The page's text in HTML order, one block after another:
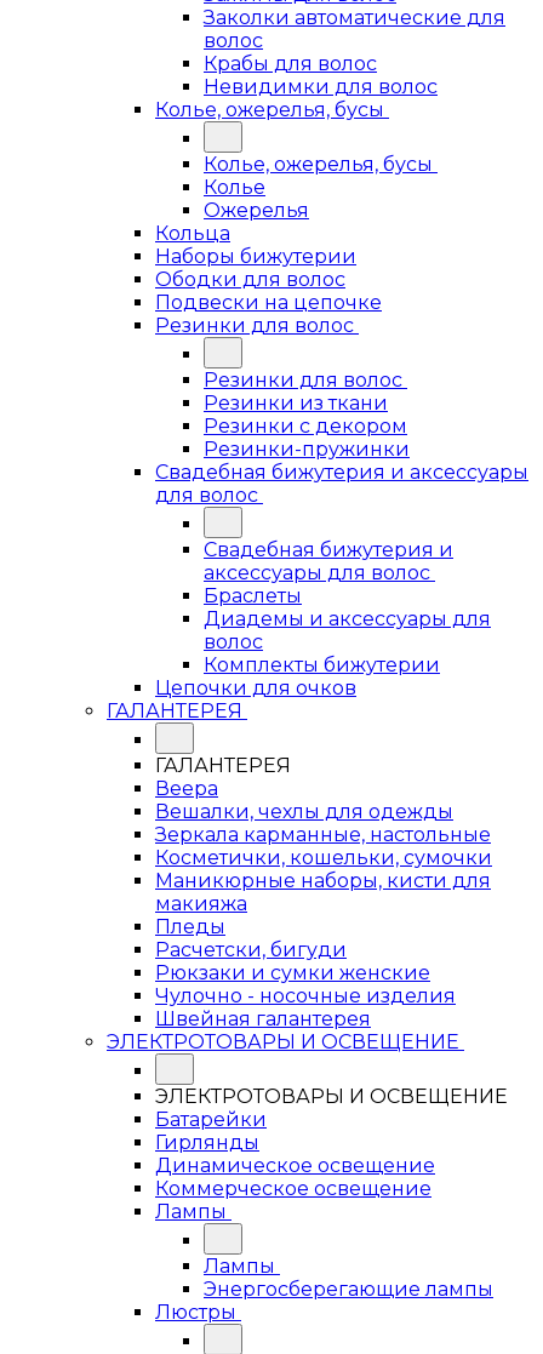
Заколки автоматические для
волос
Крабы для волос
Невидимки для волос
Колье, ожерелья, бусы
Колье, ожерелья, бусы
Колье
Ожерелья
Кольца
Наборы бижутерии
Ободки для волос
Подвески на цепочке
Резинки для волос
Резинки для волос
Резинки из ткани
Резинки с декором
Резинки-пружинки
Свадебная бижутерия и аксессуары
для волос
Свадебная бижутерия и
аксессуары для волос
Браслеты
Диадемы и аксессуары для
волос
Комплекты бижутерии
Цепочки для очков
ГАЛАНТЕРЕЯ
ГАЛАНТЕРЕЯ
Веера
Вешалки, чехлы для одежды
Зеркала карманные, настольные
Косметички, кошельки, сумочки
Маникюрные наборы, кисти для
макияжа
Пледы
Расчетски, бигуди
Рюкзаки и сумки женские
Чулочно - носочные изделия
Швейная галантерея
ЭЛЕКТРОТОВАРЫ И ОСВЕЩЕНИЕ
ЭЛЕКТРОТОВАРЫ И ОСВЕЩЕНИЕ
Батарейки
Гирлянды
Динамическое освещение
Коммерческое освещение
Лампы
Лампы
Энергосберегающие лампы
Люстры